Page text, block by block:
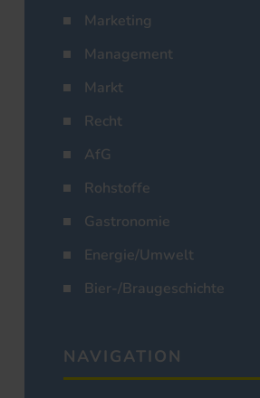
Marketing
Management
Markt
Recht
AfG
Rohstoffe
Gastronomie
Energie/Umwelt
Bier-/Braugeschichte
NAVIGATION